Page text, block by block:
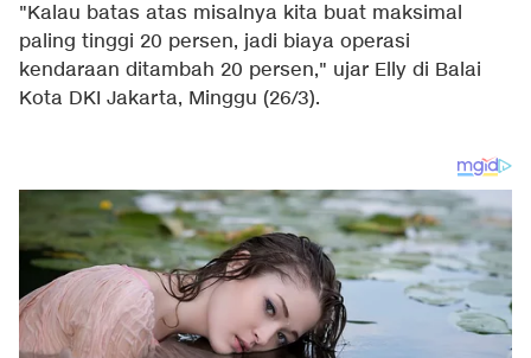
"Kalau batas atas misalnya kita buat maksimal
paling tinggi 20 persen, jadi biaya operasi
kendaraan ditambah 20 persen," ujar Elly di Balai
Kota DKI Jakarta, Minggu (26/3).